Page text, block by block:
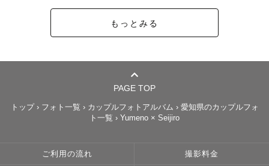
もっとみる
PAGE TOP
トップ› フォト一覧 › カップルフォトアルバム › 愛知県のカップルフォ
ト一覧 › Yumeno × Seijiro
ご利用の流れ 撮影料金